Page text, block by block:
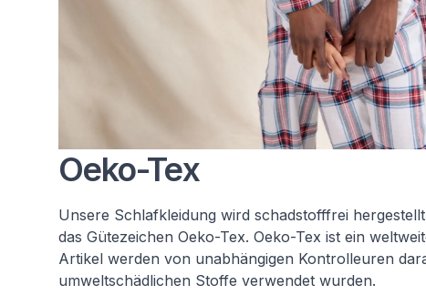
Oeko-Tex
Unsere Schlafkleidung wird schadstofffrei
das Gütezeichen Oeko-Tex. Oeko-Tex ist ein
Artikel werden von unabhängigen Kontrolleuren
umweltschädlichen Stoffe verwendet wurden.